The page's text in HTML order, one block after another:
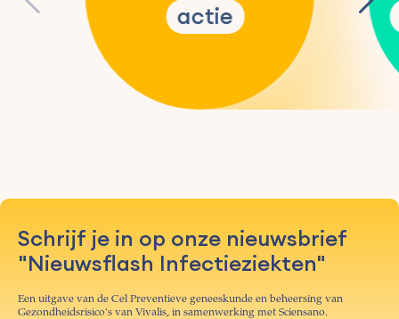
actie
Schrijf je in op onze nieuwsbrief
"Nieuwsflash Infectieziekten"
Een uitgave van de Cel Preventieve geneeskunde en beheersing van
Gezondheidsrisico's van Vivalis, in samenwerking met Sciensano.